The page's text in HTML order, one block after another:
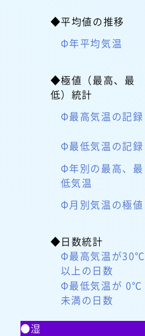
◆平均値の推移
Φ年平均気温
◆極値（最高、最
低）統計
Φ最高気温の記録
Φ最低気温の記録
Φ年別の最高、最
低気温
Φ月別気温の極値
◆日数統計
Φ最高気温が30℃
以上の日数
Φ最低気温が 0℃
未満の日数
●湿